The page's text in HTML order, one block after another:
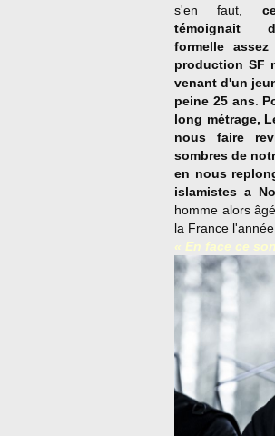
s'en faut,
témoignait
formelle
production SF
venant d'un
peine 25 ans.
long métrage,
nous faire
sombres de
en nous
islamistes a
homme alors
la France
« En face ce